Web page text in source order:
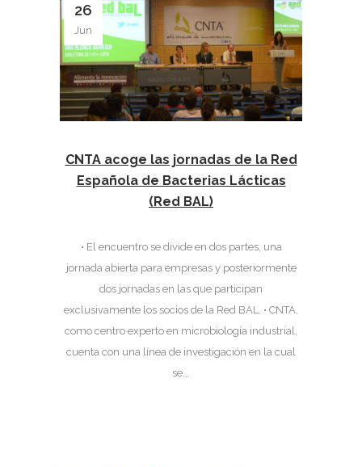
26
Jun
CNTA acoge las jornadas de la Red
Española de Bacterias Lácticas
(Red BAL)
• El encuentro se divide en dos partes, una
jornada abierta para empresas y posteriormente
dos jornadas en las que participan
exclusivamente los socios de la Red BAL. • CNTA,
como centro experto en microbiología industrial,
cuenta con una línea de investigación en la cual
se...